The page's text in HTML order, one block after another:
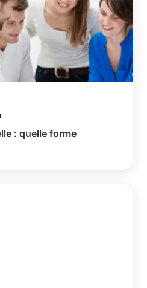
: quelle forme